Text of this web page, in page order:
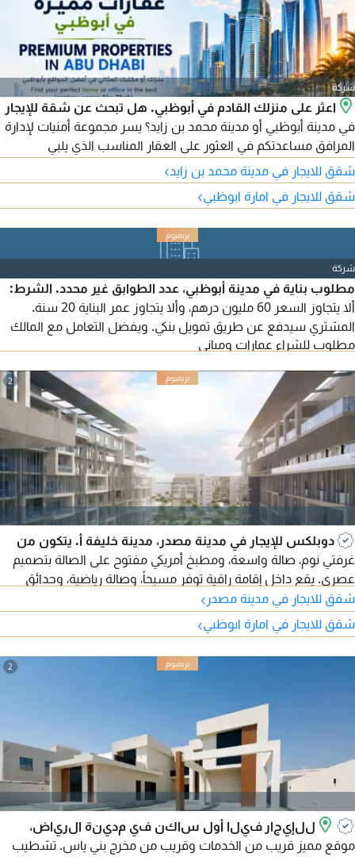
شركة
اعثر على منزلك القادم في أبوظبي. هل تبحث عن شقة للإيجار
في مدينة أبوظبي أو مدينة محمد بن زايد؟ يسر مجموعة أمنيات لإدارة
المرافق مساعدتكم في العثور على العقار المناسب الذي يلبي
احتياجاتكم وميزانيتكم. نوفر مجموعة متنوعة من الوحدات السكنية
المتاحة في أبرز مناطق أبوظبي، بدءًا من الاستوديو وحتى الشقق
العائلية الواسعة. المناطق المتوفرة تشمل: مدينة أبوظبي - مدينة
شقق للايجار في مدينة محمد بن زايد›
شقق للايجار في امارة ابوظبي›
شركة
مطلوب بناية في مدينة أبوظبي، عدد الطوابق غير محدد. الشرط:
ألا يتجاوز السعر 60 مليون درهم، وألا يتجاوز عمر البناية 20 سنة.
المشتري سيدفع عن طريق تمويل بنكي. ويفضل التعامل مع المالك
مباشرة.
مطلوب للشراء عمارات ومباني
2
دوبلكس للإيجار في مدينة مصدر، مدينة خليفة أ. يتكون من
غرفتي نوم، صالة واسعة، ومطبخ أمريكي مفتوح على الصالة بتصميم
عصري. يقع داخل إقامة راقية توفر مسبحاً، وصالة رياضية، وحدائق
ومناطق جلوس، مع موقف سيارات. يتميز بموقع استراتيجي بجوار
المركز التجاري، وقريب من مطار زايد الدولي، مع سهولة الوصول إلى
جميع الخدمات والمرافق الأساسية.
شقق للايجار في مدينة مصدر ›
شقق للايجار في امارة ابوظبي›
2
للإيجار فيلا أول ساكن في مدينة الرياض،
موقع مميز قريب من الخدمات وقريب من مخرج بني ياس. تشطيب